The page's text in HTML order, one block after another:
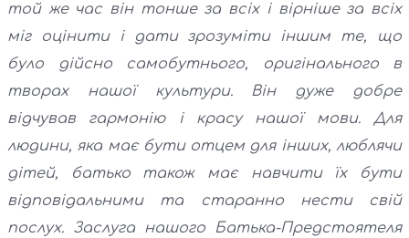
той же час він тонше за всіх і вірніше за всіх
міг оцінити і дати зрозуміти іншим те, що
було дійсно самобутнього, оригінального в
творах нашої культури. Він дуже добре
відчував гармонію і красу нашої мови. Для
людини, яка має бути отцем для інших, люблячи
дітей, батько також має навчити їх бути
відповідальними та старанно нести свій
послух. Заслуга нашого Батька-Предстоятеля